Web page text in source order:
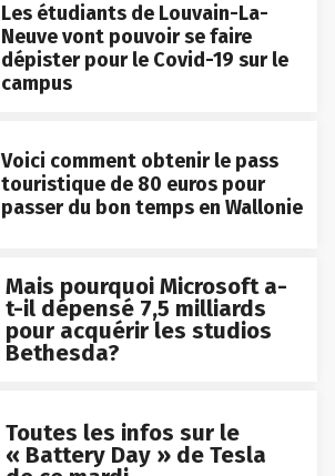
Les étudiants de Louvain-La-
Neuve vont pouvoir se faire
dépister pour le Covid-19 sur le
campus
Voici comment obtenir le pass
touristique de 80 euros pour
passer du bon temps en Wallonie
Mais pourquoi Microsoft a-
t-il dépensé 7,5 milliards
pour acquérir les studios
Bethesda?
Toutes les infos sur le
« Battery Day » de Tesla